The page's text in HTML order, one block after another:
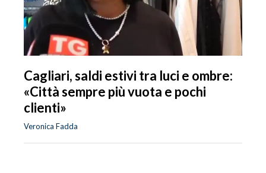
Cagliari, saldi estivi tra luci e ombre:
«Città sempre più vuota e pochi
clienti»
Veronica Fadda